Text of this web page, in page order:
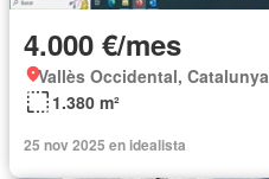
4.000 €/mes
Vallès Occidental, Catalunya
1.380 m²
25 nov 2025 en idealista